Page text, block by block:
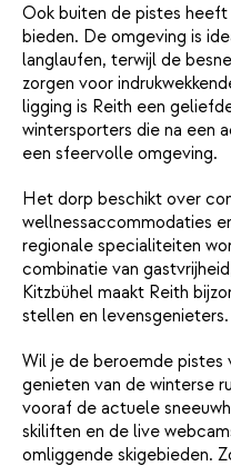
Ook buiten de pistes
bieden. De omgeving is
langlaufen, terwijl de
zorgen voor
ligging is Reith een
wintersporters die na een
een sfeervolle omgeving.
Het dorp beschikt over
wellnessaccommodaties
regionale specialiteiten
combinatie van
Kitzbühel maakt Reith
stellen en levensgenieters.
Wil je de beroemde pistes
genieten van de winterse
vooraf de actuele
skiliften en de live
omliggende skigebieden.